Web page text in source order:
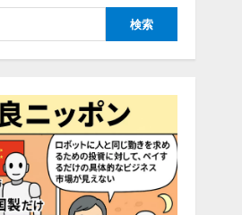
入・活用は「上手くいって
ナレッジワーク、AIエンジ
ニア油井 誠（@myui）が入
ントOS」「営業領域の業界
特化LLM」の開発とAI研究
開発をリード
2026/08/07/10:54:31
AI駆動開発の推進に向けて
「TinhVan Technologies
JSC.」と業務提携